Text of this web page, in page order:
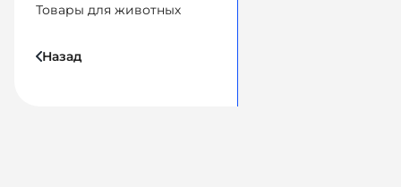
Товары для животных
Назад